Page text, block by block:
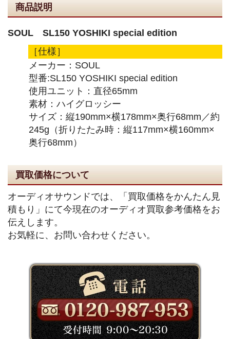
商品説明
SOUL SL150 YOSHIKI special edition
［仕様］
メーカー：SOUL
型番:SL150 YOSHIKI special edition
使用ユニット：直径65mm
素材：ハイグロッシー
サイズ：縦190mm×横178mm×奥行68mm／約
245g（折りたたみ時：縦117mm×横160mm×
奥行68mm）
買取価格について
オーディオサウンドでは、「買取価格をかんたん見
積もり」にて今現在のオーディオ買取参考価格をお
伝えします。
お気軽に、お問い合わせください。